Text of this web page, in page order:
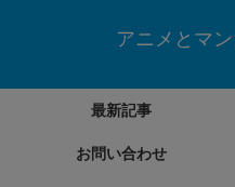
アニメとマ
最新記事
お問い合わせ